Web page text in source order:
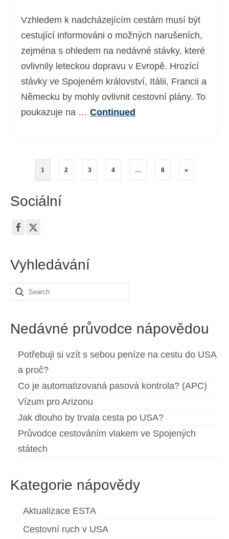
Vzhledem k nadcházejícím cestám musí být
cestující informováni o možných narušeních,
zejména s ohledem na nedávné stávky, které
ovlivnily leteckou dopravu v Evropě. Hrozící
stávky ve Spojeném království, Itálii, Francii a
Německu by mohly ovlivnit cestovní plány. To
poukazuje na … Continued
Stránkování
příspěvků
1 2 3 4 … 8 »
Sociální
Vyhledávání
Search
Nedávné průvodce nápovědou
Potřebuji si vzít s sebou peníze na cestu do USA
a proč?
Co je automatizovaná pasová kontrola? (APC)
Vízum pro Arizonu
Jak dlouho by trvala cesta po USA?
Průvodce cestováním vlakem ve Spojených
státech
Kategorie nápovědy
Aktualizace ESTA
Cestovní ruch v USA